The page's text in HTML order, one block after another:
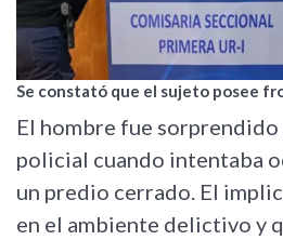
Se constató que el sujeto posee
El hombre fue
policial cuando intentaba
un predio cerrado. El
en el ambiente delictivo y